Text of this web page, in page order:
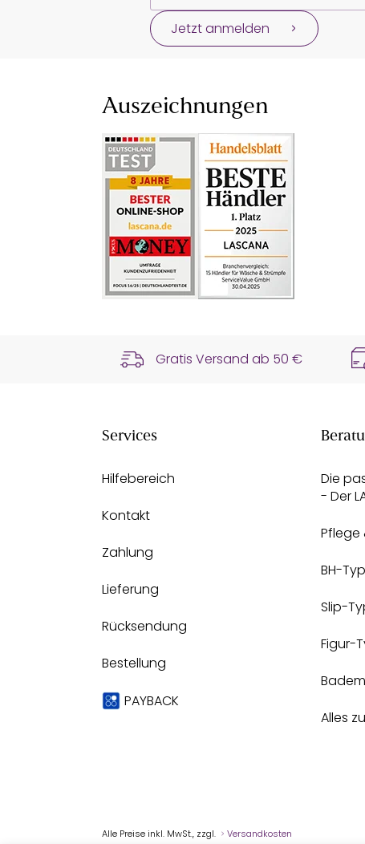
Jetzt anmelden
Auszeichnungen
Gratis Versand ab 50 €
Services
Hilfebereich
Kontakt
Zahlung
Lieferung
Rücksendung
Bestellung
PAYBACK
Die
- Der
Pflege
BH-
Slip-
Figur-
Alles
Alle Preise inkl. MwSt., zzgl.
Versandkosten